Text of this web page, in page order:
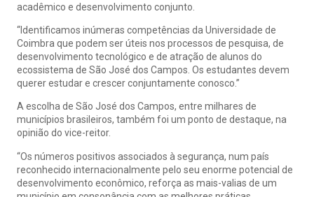
acadêmico e desenvolvimento conjunto.
“Identificamos inúmeras competências da Universidade de
Coimbra que podem ser úteis nos processos de pesquisa, de
desenvolvimento tecnológico e de atração de alunos do
ecossistema de São José dos Campos. Os estudantes devem
querer estudar e crescer conjuntamente conosco.”
A escolha de São José dos Campos, entre milhares de
municípios brasileiros, também foi um ponto de destaque, na
opinião do vice-reitor.
“Os números positivos associados à segurança, num país
reconhecido internacionalmente pelo seu enorme potencial de
desenvolvimento econômico, reforça as mais-valias de um